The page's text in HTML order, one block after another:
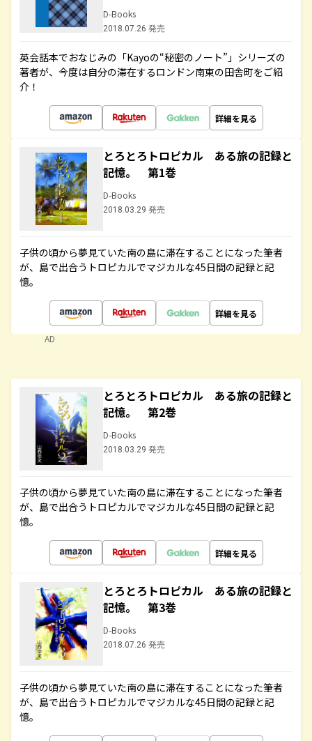
D-Books
2018.07.26 発売
英会話本でおなじみの「Kayoの“秘密のノート”」シリーズの
著者が、今度は自分の滞在するロンドン南東の田舎町をご紹
介！
詳細を見る
とろとろトロピカル ある旅の記録と
記憶。 第1巻
D-Books
2018.03.29 発売
子供の頃から夢見ていた南の島に滞在することになった筆者
が、島で出合うトロピカルでマジカルな45日間の記録と記
憶。
詳細を見る
AD
とろとろトロピカル ある旅の記録と
記憶。 第2巻
D-Books
2018.03.29 発売
子供の頃から夢見ていた南の島に滞在することになった筆者
が、島で出合うトロピカルでマジカルな45日間の記録と記
憶。
詳細を見る
とろとろトロピカル ある旅の記録と
記憶。 第3巻
D-Books
2018.07.26 発売
子供の頃から夢見ていた南の島に滞在することになった筆者
が、島で出合うトロピカルでマジカルな45日間の記録と記
憶。